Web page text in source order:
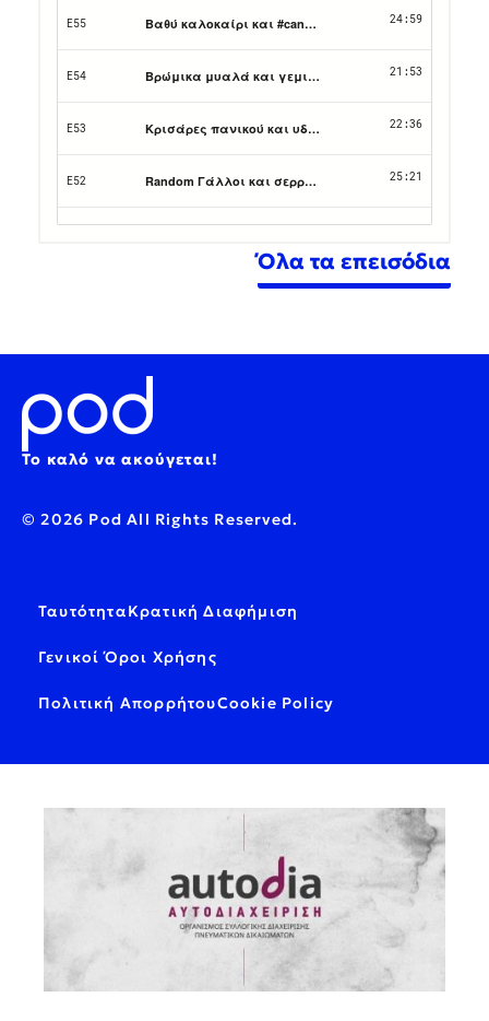
Όλα τα επεισόδια
Το καλό να ακούγεται!
© 2026 Pod All Rights Reserved.
ΤαυτότηταΚρατική Διαφήμιση
Γενικοί Όροι Χρήσης
Πολιτική ΑπορρήτουCookie Policy